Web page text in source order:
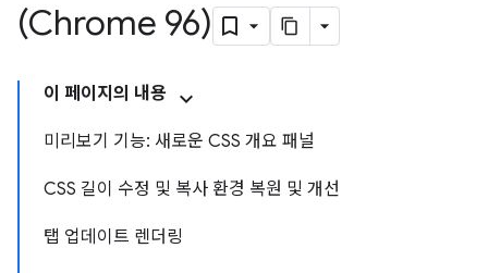
(Chrome 96)
이 페이지의 내용
미리보기 기능: 새로운 CSS 개요 패널
CSS 길이 수정 및 복사 환경 복원 및 개선
탭 업데이트 렌더링